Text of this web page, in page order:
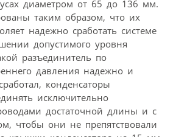
диаметром от 65 до 136 мм.
таким образом, что их
надежно сработать системе
допустимого уровня
разъединитель по
давления надежно и
конденсаторы
исключительно
достаточной длины и с
чтобы они не препятствовали